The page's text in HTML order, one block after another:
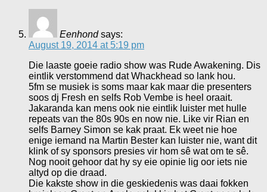
Eenhond says:
August 19, 2014 at 5:19 pm
Die laaste goeie radio show was Rude Awakening. Dis
eintlik verstommend dat Whackhead so lank hou.
5fm se musiek is soms maar kak maar die presenters
soos dj Fresh en selfs Rob Vembe is heel oraait.
Jakaranda kan mens ook nie eintlik luister met hulle
repeats van the 80s 90s en now nie. Like vir Rian en
selfs Barney Simon se kak praat. Ek weet nie hoe
enige iemand na Martin Bester kan luister nie, want dit
klink of sy sponsors presies vir hom sê wat om te sê.
Nog nooit gehoor dat hy sy eie opinie lig oor iets nie
altyd op die draad.
Die kakste show in die geskiedenis was daai fokken